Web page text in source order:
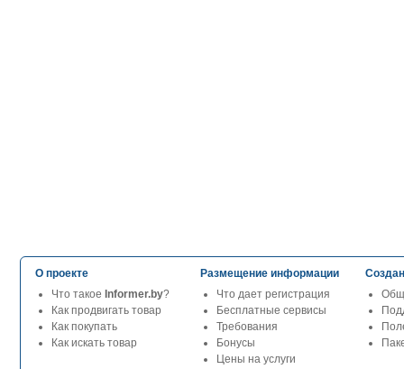
О проекте
Что такое Informer.by?
Как продвигать товар
Как покупать
Как искать товар
Размещение информации
Что дает регистрация
Бесплатные сервисы
Требования
Бонусы
Цены на услуги